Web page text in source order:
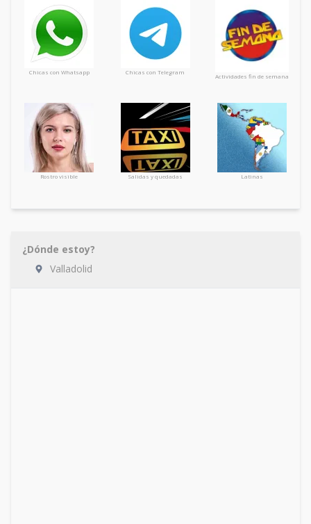
Chicas con Whatsapp Chicas con Telegram
Actividades fin de semana
Rostro visible Salidas y quedadas Latinas
¿Dónde estoy?
Valladolid